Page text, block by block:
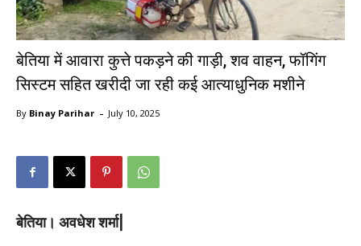
बेतिया में आवारा कुत्ते पकड़ने की गाड़ी, शव वाहन, फॉगिंग
सिस्टम सहित खरीदी जा रही कई आत्याधुनिक मशीने
By Binay Parihar - July 10, 2025
बेतिया। अवधेश शर्मा|